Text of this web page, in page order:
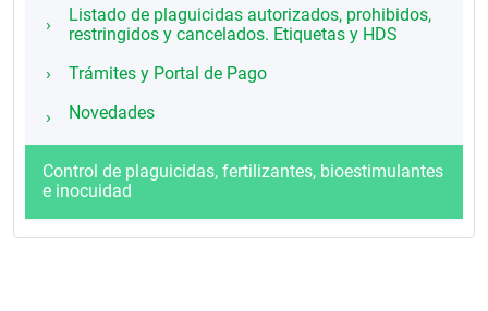
Listado de plaguicidas autorizados, prohibidos,
restringidos y cancelados. Etiquetas y HDS
Trámites y Portal de Pago
Novedades
Control de plaguicidas, fertilizantes, bioestimulantes
e inocuidad